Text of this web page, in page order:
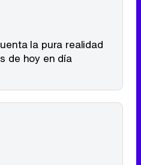
la pura realidad
de hoy en día